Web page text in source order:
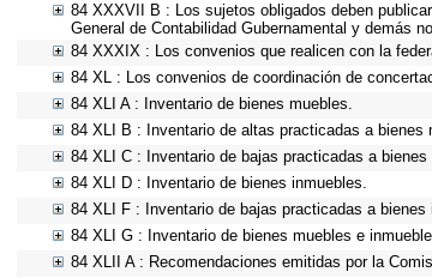
84 XXXVII B : Los sujetos obligados deben
General de Contabilidad Gubernamental y demás
84 XXXIX : Los convenios que realicen con la
84 XL : Los convenios de coordinación de
84 XLI A : Inventario de bienes muebles.
84 XLI B : Inventario de altas practicadas a bienes
84 XLI C : Inventario de bajas practicadas a bienes
84 XLI D : Inventario de bienes inmuebles.
84 XLI F : Inventario de bajas practicadas a bienes
84 XLI G : Inventario de bienes muebles e
84 XLII A : Recomendaciones emitidas por la